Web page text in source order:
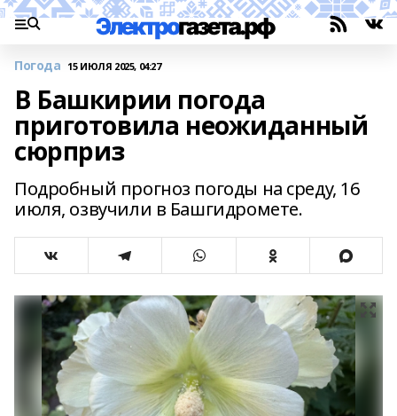
Погода 15 ИЮЛЯ 2025, 04:27
В Башкирии погода
приготовила неожиданный
сюрприз
Подробный прогноз погоды на среду, 16
июля, озвучили в Башгидромете.